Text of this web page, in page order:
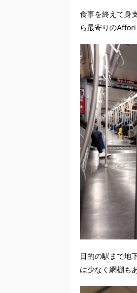
食事を終えて身
ら最寄りの
目的の駅まで地
は少なく網棚も